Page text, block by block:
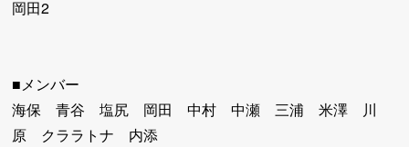
岡田2
■メンバー
海保 青谷 塩尻 岡田 中村 中瀬 三浦 米澤 川
原 クララトナ 内添